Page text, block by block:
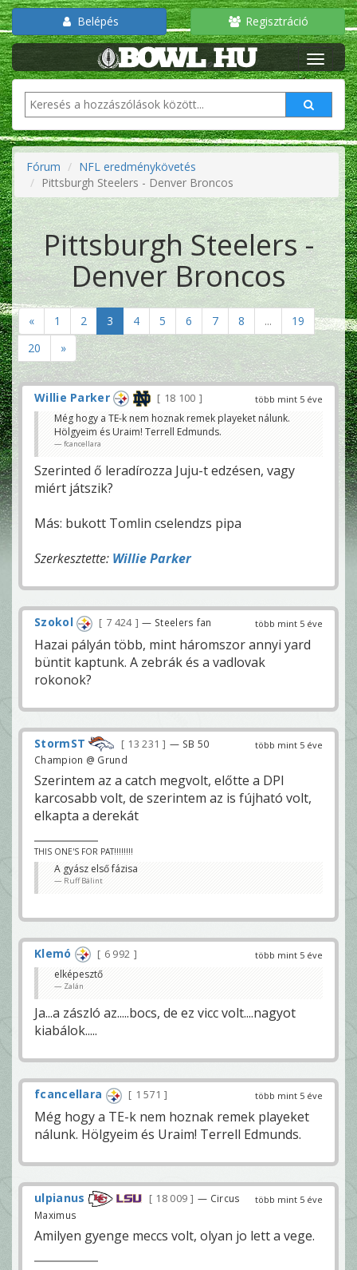
Belépés Regisztráció
Fórum
NFL eredménykövetés
Pittsburgh Steelers - Denver Broncos
Pittsburgh Steelers -
Denver Broncos
« 1 2 3 4 5 6 7 8 ...
19
20
»
több mint 5 éve
Willie Parker
18 100
Még hogy a TE-k nem hoznak remek playeket nálunk.
Hölgyeim és Uraim! Terrell Edmunds.
fcancellara
Szerinted ő leradírozza Juju-t edzésen, vagy
miért játszik?
Más: bukott Tomlin cselendzs pipa
Szerkesztette: Willie Parker
több mint 5 éve
Szokol 7 424 — Steelers fan
Hazai pályán több, mint háromszor annyi yard
büntit kaptunk. A zebrák és a vadlovak
rokonok?
több mint 5 éve
StormST 13 231
— SB 50
Champion @ Grund
Szerintem az a catch megvolt, előtte a DPI
karcosabb volt, de szerintem az is fújható volt,
elkapta a derekát
THIS ONE'S FOR PAT!!!!!!!!
A gyász első fázisa
Ruff Bálint
több mint 5 éve
Klemó
6 992
elképesztő
Zalán
Ja...a zászló az.....bocs, de ez vicc volt....nagyot
kiabálok.....
több mint 5 éve
fcancellara 1 571
Még hogy a TE-k nem hoznak remek playeket
nálunk. Hölgyeim és Uraim! Terrell Edmunds.
több mint 5 éve
ulpianus 18 009
— Circus
Maximus
Amilyen gyenge meccs volt, olyan jo lett a vege.